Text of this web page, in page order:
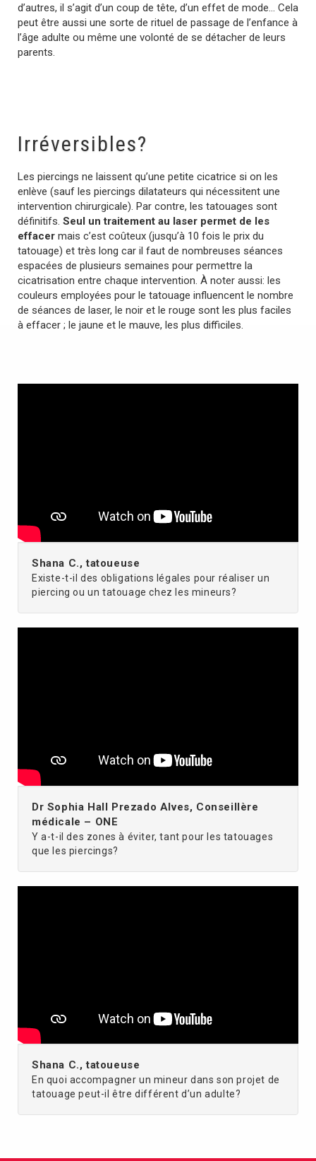
d’autres, il s’agit d’un coup de tête, d’un effet de mode… Cela
peut être aussi une sorte de rituel de passage de l’enfance à
l’âge adulte ou même une volonté de se détacher de leurs
parents.
Irréversibles?
Les piercings ne laissent qu’une petite cicatrice si on les
enlève (sauf les piercings dilatateurs qui nécessitent une
intervention chirurgicale). Par contre, les tatouages sont
définitifs. Seul un traitement au laser permet de les
effacer mais c’est coûteux (jusqu’à 10 fois le prix du
tatouage) et très long car il faut de nombreuses séances
espacées de plusieurs semaines pour permettre la
cicatrisation entre chaque intervention. À noter aussi: les
couleurs employées pour le tatouage influencent le nombre
de séances de laser, le noir et le rouge sont les plus faciles
à effacer ; le jaune et le mauve, les plus difficiles.
Shana C., tatoueuse
Existe-t-il des obligations légales pour réaliser un
piercing ou un tatouage chez les mineurs?
Dr Sophia Hall Prezado Alves, Conseillère
médicale – ONE
Y a-t-il des zones à éviter, tant pour les tatouages
que les piercings?
Shana C., tatoueuse
En quoi accompagner un mineur dans son projet de
tatouage peut-il être différent d’un adulte?